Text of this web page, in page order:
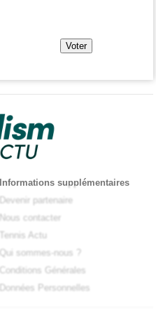
Informations supplémentaires
Devenir partenaire
Nous contacter
Tennis Actu
Qui sommes-nous ?
Conditions Générales
Données Personnelles